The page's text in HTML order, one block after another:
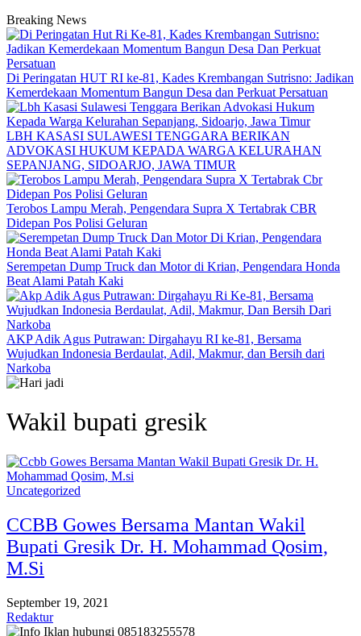
Breaking News
Di Peringatan HUT RI ke-81, Kades Krembangan Sutrisno: Jadikan
Kemerdekaan Momentum Bangun Desa dan Perkuat Persatuan
LBH KASASI SULAWESI TENGGARA BERIKAN
ADVOKASI HUKUM KEPADA WARGA KELURAHAN
SEPANJANG, SIDOARJO, JAWA TIMUR
Terobos Lampu Merah, Pengendara Supra X Tertabrak CBR
Didepan Pos Polisi Geluran
Serempetan Dump Truck dan Motor di Krian, Pengendara Honda
Beat Alami Patah Kaki
AKP Adik Agus Putrawan: Dirgahayu RI ke-81, Bersama
Wujudkan Indonesia Berdaulat, Adil, Makmur, dan Bersih dari
Narkoba
Wakil bupati gresik
Uncategorized
CCBB Gowes Bersama Mantan Wakil
Bupati Gresik Dr. H. Mohammad Qosim,
M.Si
September 19, 2021
Redaktur